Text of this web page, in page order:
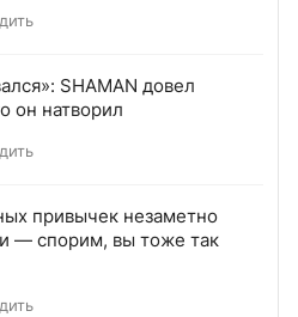
SHAMAN довел
он натворил
привычек незаметно
— спорим, вы тоже так